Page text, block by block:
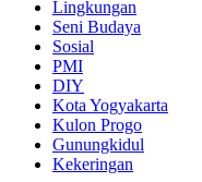
Lingkungan
Seni Budaya
Sosial
PMI
DIY
Kota Yogyakarta
Kulon Progo
Gunungkidul
Kekeringan